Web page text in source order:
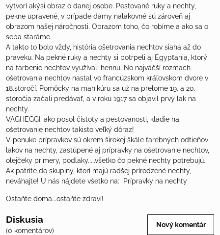
vytvorí akýsi obraz o danej osobe. Pestované ruky a nechty,
pekne upravené, v prípade dámy nalakovné sú zároveň aj
obrazom našej náročnosti. Obrazom toho, čo robíme a ako sa o
seba staráme.
A takto to bolo vždy, história ošetrovania nechtov siaha až do
praveku. Na pekné ruky a nechty si potrpeli aj Egypťania, ktorý
na farbenie nechtov využívali hennu. No najväčší rozmach
ošetrovania nechtov nastal vo francúzskom kráľovskom dvore v
18.storočí. Pomôcky na manikúru sa už na prelome 19. a 20.
storočia začali predávať, a v roku 1917 sa objavil prvý lak na
nechty.
VAGHEGGI, ako posol čistoty a pestovanosti, kladie na
ošetrovanie nechtov takisto veľký dôraz!
V ponuke prípravkov sú okrem širokej škále farebných odtieňov
lakov na nechty, zastúpené aj prípravky na ošetrovanie nechtov,
olejčeky primery, podlaky.....všetko čo pekné nechty potrebujú.
Ak patríte do skupiny, ktorí majú radšej prírodzené nechty,
neváhajte! U nás nájdete všetko na:
Prípravky na nechty
Ostaňte doma...ostaňte zdraví!
Diskusia
(0 komentárov)
Nový komentár